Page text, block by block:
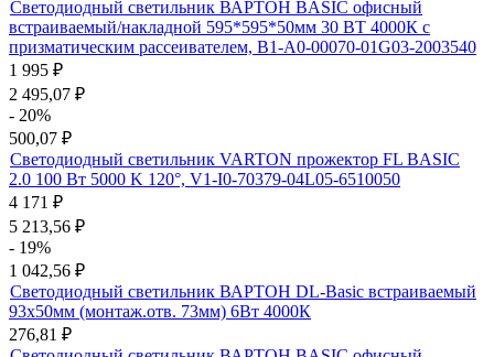
Светодиодный светильник ВАРТОН BASIC офисный
встраиваемый/накладной 595*595*50мм 30 ВТ 4000К с
призматическим рассеивателем, B1-A0-00070-01G03-2003540
1 995 ₽
2 495,07 ₽
- 20%
500,07 ₽
Светодиодный светильник VARTON прожектор FL BASIC
2.0 100 Вт 5000 K 120°, V1-I0-70379-04L05-6510050
4 171 ₽
5 213,56 ₽
- 19%
1 042,56 ₽
Светодиодный светильник ВАРТОН DL-Basic встраиваемый
93х50мм (монтаж.отв. 73мм) 6Вт 4000К
276,81 ₽